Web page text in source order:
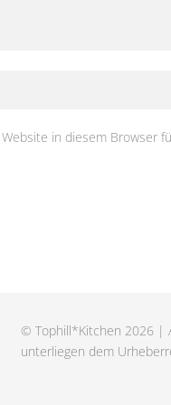
in diesem Browser
© Tophill*Kitchen 2026 |
unterliegen dem